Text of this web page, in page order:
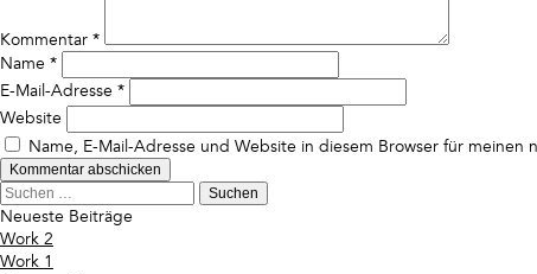
Kommentar *
Name *
E-Mail-Adresse *
Website
Name, E-Mail-Adresse und Website in diesem Browser für meinen
Suchen
nach:
Neueste Beiträge
Work 2
Work 1